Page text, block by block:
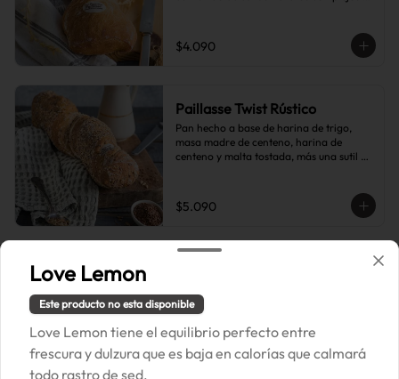
$4.090
Paillasse Twist Rústico
Pan hecho a base de harina de trigo,
masa madre de centeno, harina de
centeno y malta tostada, más una sutil
tostado y frutos secos.
$5.090
Conócenos
Correo: contacto@painpaillasse.cl
Términos y condiciones
Love Lemon
Este producto no esta disponible
Love Lemon tiene el equilibrio perfecto entre
frescura y dulzura que es baja en calorías que calmará
todo rastro de sed.